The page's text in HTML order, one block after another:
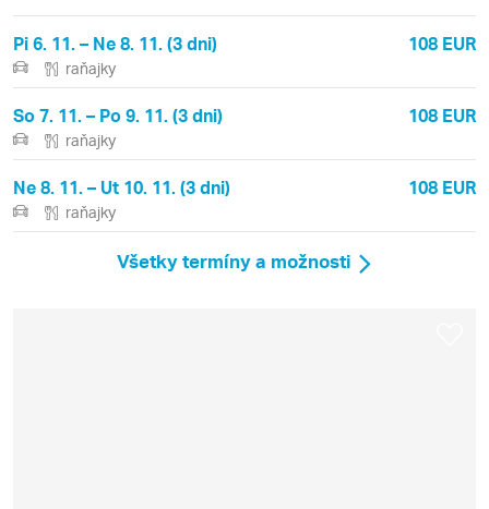
Pi 6. 11. – Ne 8. 11. (3 dni) 108 EUR
raňajky
So 7. 11. – Po 9. 11. (3 dni) 108 EUR
raňajky
Ne 8. 11. – Ut 10. 11. (3 dni) 108 EUR
raňajky
Všetky termíny a možnosti